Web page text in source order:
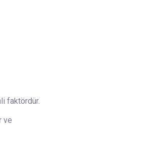
faktördür.
ve